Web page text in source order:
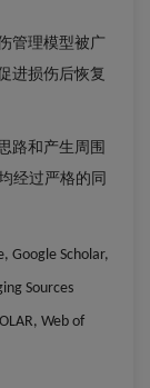
管理模型被广
进损伤后恢复
路和产生周围
经过严格的同
Google Scholar,
Sources
Web of